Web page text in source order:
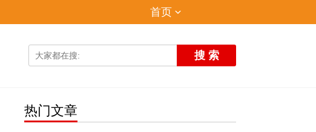
首页
搜 索
热门文章